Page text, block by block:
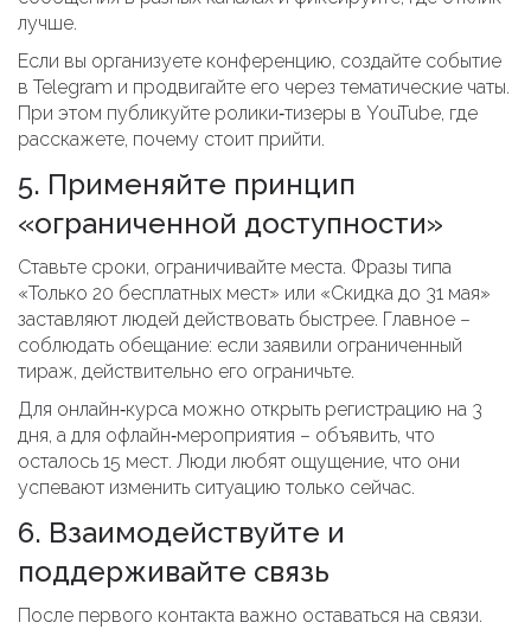
лучше.
Если вы организуете конференцию, создайте событие
в Telegram и продвигайте его через тематические чаты.
При этом публикуйте ролики‑тизеры в YouTube, где
расскажете, почему стоит прийти.
5. Применяйте принцип
«ограниченной доступности»
Ставьте сроки, ограничивайте места. Фразы типа
«Только 20 бесплатных мест» или «Скидка до 31 мая»
заставляют людей действовать быстрее. Главное –
соблюдать обещание: если заявили ограниченный
тираж, действительно его ограничьте.
Для онлайн‑курса можно открыть регистрацию на 3
дня, а для офлайн‑мероприятия – объявить, что
осталось 15 мест. Люди любят ощущение, что они
успевают изменить ситуацию только сейчас.
6. Взаимодействуйте и
поддерживайте связь
После первого контакта важно оставаться на связи.